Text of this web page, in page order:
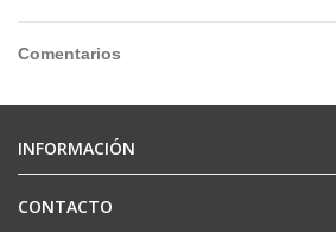
Comentarios
INFORMACIÓN
CONTACTO